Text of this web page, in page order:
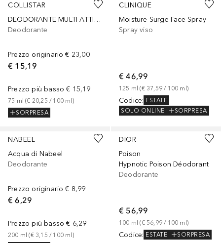
COLLISTAR
DEODORANTE MULTI-ATTIVO - CREMA AL LATTE DI RISO - 48h
Deodorante
Prezzo originario € 23,00
€ 15,19
Prezzo più basso € 15,19
75 ml (€ 20,25 / 100 ml)
SORPRESA
CLINIQUE
Moisture Surge Face Spray
Spray viso
€ 46,99
125 ml (€ 37,59 / 100 ml)
Codice: ESTATE
SOLO ONLINE
SORPRESA
NABEEL
Acqua di Nabeel
Deodorante
Prezzo originario € 8,99
€ 6,29
Prezzo più basso € 6,29
200 ml (€ 3,15 / 100 ml)
DIOR
Poison
Hypnotic Poison Déodorant
Deodorante
€ 56,99
100 ml (€ 56,99 / 100 ml)
Codice: ESTATE SORPRESA